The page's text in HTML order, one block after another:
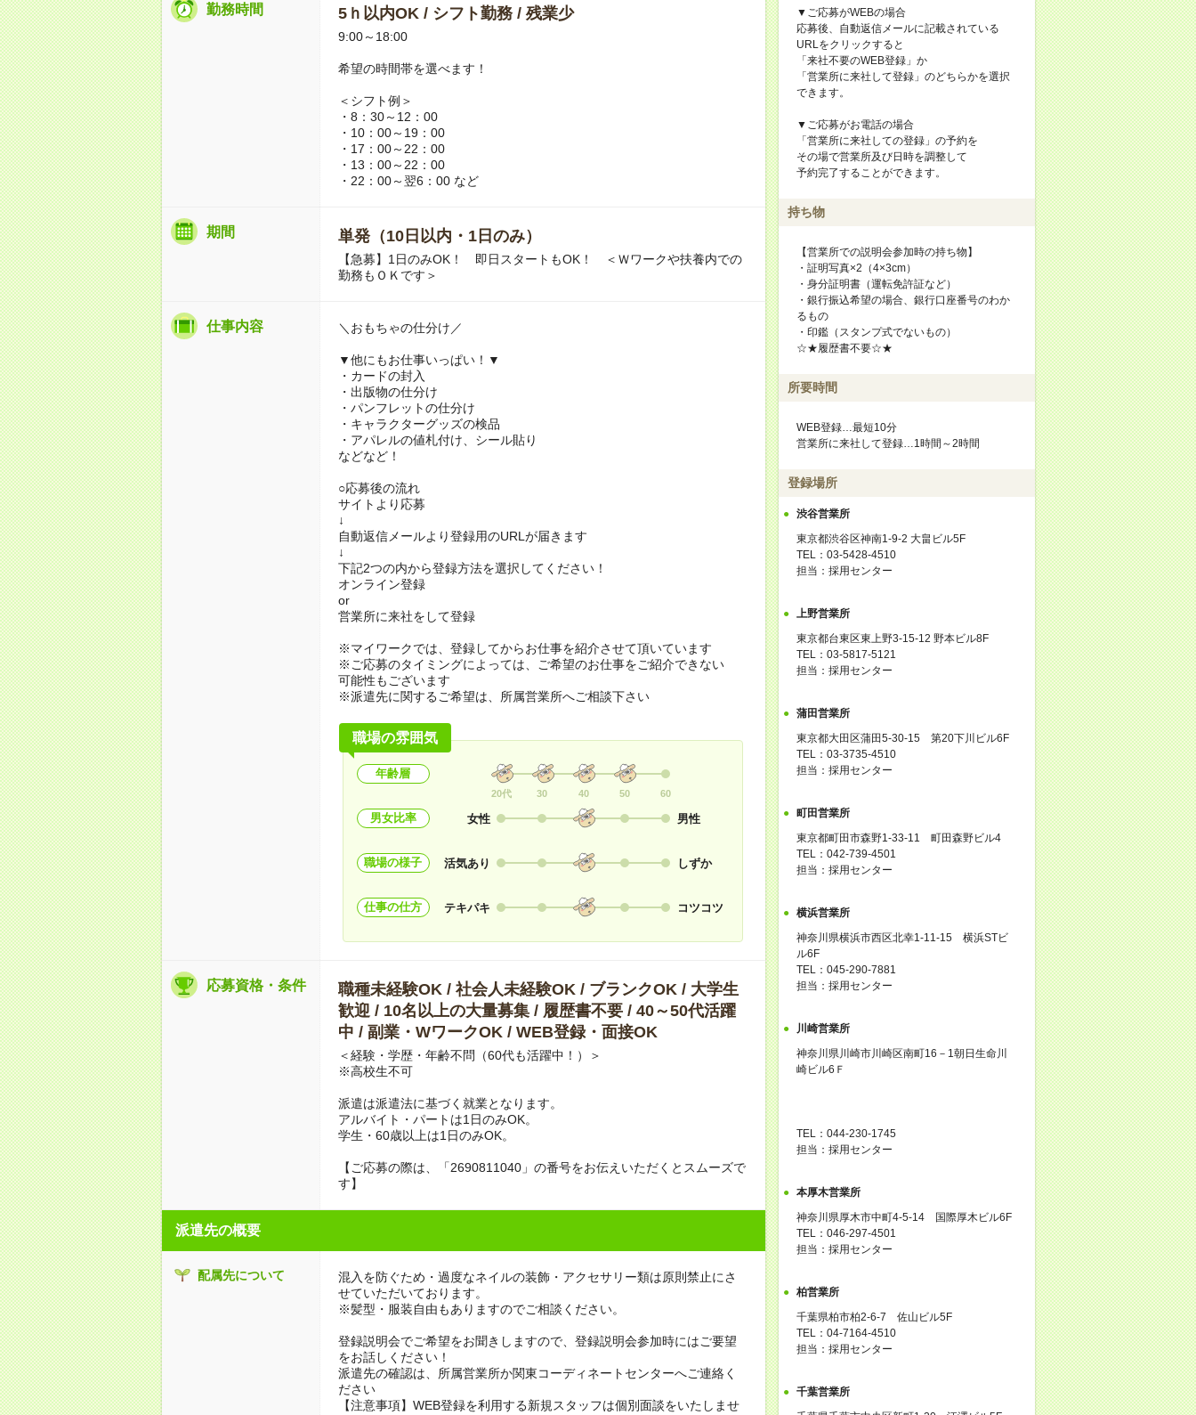
勤務時間 5ｈ以内OK / シフト勤務 / 残業少
9:00～18:00
希望の時間帯を選べます！
＜シフト例＞
・8：30～12：00
・10：00～19：00
・17：00～22：00
・13：00～22：00
・22：00～翌6：00 など
期間 単発（10日以内・1日のみ）
【急募】1日のみOK！ 即日スタートもOK！ ＜Ｗワークや扶養内での
勤務もＯＫです＞
仕事内容 ＼おもちゃの仕分け／
▼他にもお仕事いっぱい！▼
・カードの封入
・出版物の仕分け
・パンフレットの仕分け
・キャラクターグッズの検品
・アパレルの値札付け、シール貼り
などなど！
○応募後の流れ
サイトより応募
↓
自動返信メールより登録用のURLが届きます
↓
下記2つの内から登録方法を選択してください！
オンライン登録
or
営業所に来社をして登録
※マイワークでは、登録してからお仕事を紹介させて頂いています
※ご応募のタイミングによっては、ご希望のお仕事をご紹介できない
可能性もございます
※派遣先に関するご希望は、所属営業所へご相談下さい
職場の雰囲気
年齢層
20代 30 40 50 60
男女比率 女性 男性
職場の様子 活気あり しずか
仕事の仕方 テキパキ コツコツ
応募資格・条件
職種未経験OK / 社会人未経験OK / ブランクOK / 大学生
歓迎 / 10名以上の大量募集 / 履歴書不要 / 40～50代活躍
中 / 副業・WワークOK / WEB登録・面接OK
＜経験・学歴・年齢不問（60代も活躍中！）＞
※高校生不可
派遣は派遣法に基づく就業となります。
アルバイト・パートは1日のみOK。
学生・60歳以上は1日のみOK。
【ご応募の際は、「2690811040」の番号をお伝えいただくとスムーズで
す】
派遣先の概要
配属先について
混入を防ぐため・過度なネイルの装飾・アクセサリー類は原則禁止にさ
せていただいております。
※髪型・服装自由もありますのでご相談ください。
登録説明会でご希望をお聞きしますので、登録説明会参加時にはご要望
をお話しください！
派遣先の確認は、所属営業所か関東コーディネートセンターへご連絡く
ださい
【注意事項】WEB登録を利用する新規スタッフは個別面談をいたしませ
▼ご応募がWEBの場合
応募後、自動返信メールに記載されている
URLをクリックすると
「来社不要のWEB登録」か
「営業所に来社して登録」のどちらかを選択
できます。
▼ご応募がお電話の場合
「営業所に来社しての登録」の予約を
その場で営業所及び日時を調整して
予約完了することができます。
持ち物
【営業所での説明会参加時の持ち物】
・証明写真×2（4×3cm）
・身分証明書（運転免許証など）
・銀行振込希望の場合、銀行口座番号のわか
るもの
・印鑑（スタンプ式でないもの）
☆★履歴書不要☆★
所要時間
WEB登録…最短10分
営業所に来社して登録…1時間～2時間
登録場所
渋谷営業所
東京都渋谷区神南1-9-2 大畠ビル5F
TEL：03-5428-4510
担当：採用センター
上野営業所
東京都台東区東上野3-15-12 野本ビル8F
TEL：03-5817-5121
担当：採用センター
蒲田営業所
東京都大田区蒲田5-30-15 第20下川ビル6F
TEL：03-3735-4510
担当：採用センター
町田営業所
東京都町田市森野1-33-11 町田森野ビル4
TEL：042-739-4501
担当：採用センター
横浜営業所
神奈川県横浜市西区北幸1-11-15 横浜STビ
ル6F
TEL：045-290-7881
担当：採用センター
川崎営業所
神奈川県川崎市川崎区南町16－1朝日生命川
崎ビル6Ｆ
TEL：044-230-1745
担当：採用センター
本厚木営業所
神奈川県厚木市中町4-5-14 国際厚木ビル6F
TEL：046-297-4501
担当：採用センター
柏営業所
千葉県柏市柏2-6-7 佐山ビル5F
TEL：04-7164-4510
担当：採用センター
千葉営業所